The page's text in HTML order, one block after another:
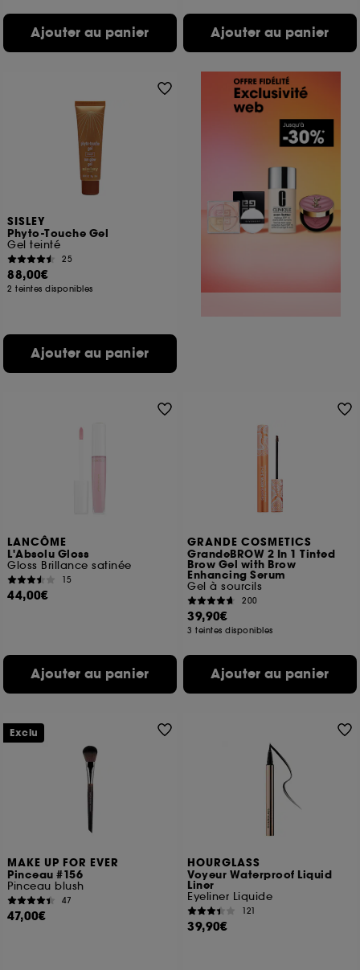
Ajouter au panier Ajouter au panier
SISLEY
Phyto-Touche Gel
Gel teinté
25
88,00€
2 teintes disponibles
Ajouter au panier
LANCÔME
L'Absolu Gloss
Gloss Brillance satinée
15
44,00€
Ajouter au panier
GRANDE COSMETICS
GrandeBROW 2 In 1 Tinted
Brow Gel with Brow
Enhancing Serum
Gel à sourcils
200
39,90€
3 teintes disponibles
Ajouter au panier
MAKE UP FOR EVER
Pinceau #156
Pinceau blush
47
47,00€
Exclu
HOURGLASS
Voyeur Waterproof Liquid
Liner
Eyeliner Liquide
121
39,90€